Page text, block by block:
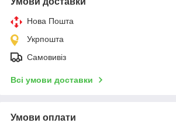
Нова Пошта
Укрпошта
Самовивіз
Всі умови доставки
Умови оплати